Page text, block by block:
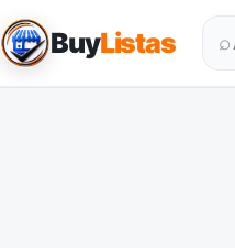
BuyListas ⌕